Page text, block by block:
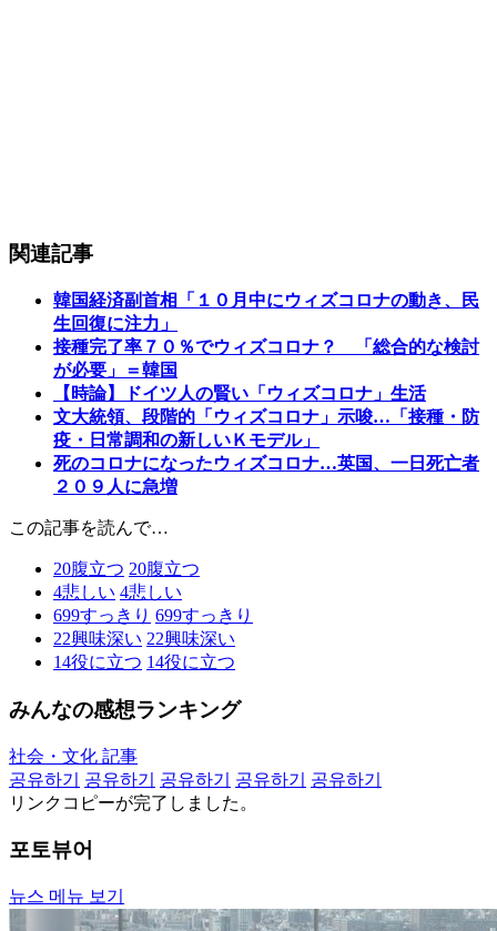
関連記事
韓国経済副首相「１０月中にウィズコロナの動き、民
生回復に注力」
接種完了率７０％でウィズコロナ？ 「総合的な検討
が必要」＝韓国
【時論】ドイツ人の賢い「ウィズコロナ」生活
文大統領、段階的「ウィズコロナ」示唆…「接種・防
疫・日常調和の新しいＫモデル」
死のコロナになったウィズコロナ…英国、一日死亡者
２０９人に急増
この記事を読んで…
20腹立つ 20腹立つ
4悲しい 4悲しい
699すっきり 699すっきり
22興味深い 22興味深い
14役に立つ 14役に立つ
みんなの感想ランキング
社会・文化 記事
공유하기
공유하기 공유하기 공유하기
공유하기
リンクコピーが完了しました。
포토뷰어
뉴스 메뉴 보기